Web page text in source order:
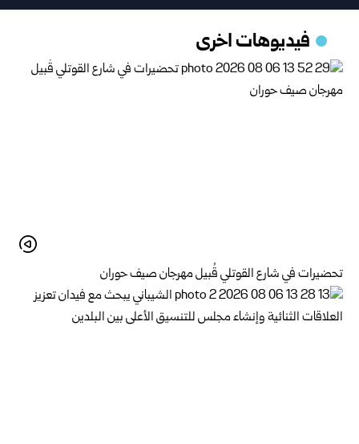
فيديوهات اخرى
تحضيرات في شارع القوتلي قُبيل مهرجان صيف حوران